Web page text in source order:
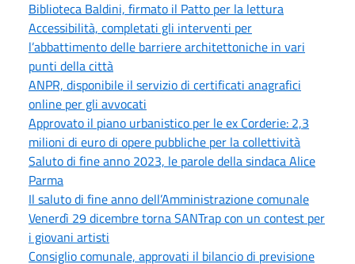
Biblioteca Baldini, firmato il Patto per la lettura
Accessibilità, completati gli interventi per
l’abbattimento delle barriere architettoniche in vari
punti della città
ANPR, disponibile il servizio di certificati anagrafici
online per gli avvocati
Approvato il piano urbanistico per le ex Corderie: 2,3
milioni di euro di opere pubbliche per la collettività
Saluto di fine anno 2023, le parole della sindaca Alice
Parma
Il saluto di fine anno dell’Amministrazione comunale
Venerdì 29 dicembre torna SANTrap con un contest per
i giovani artisti
Consiglio comunale, approvati il bilancio di previsione